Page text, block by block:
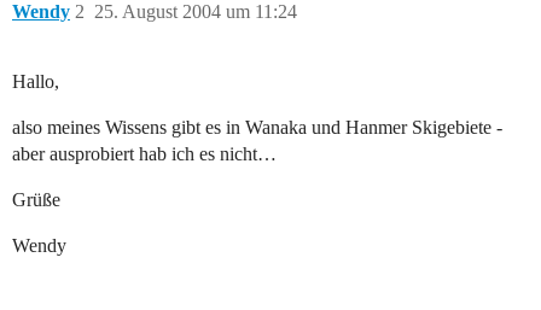
Wendy 25. August 2004 um 11:24
2
Hallo,
also meines Wissens gibt es in Wanaka und Hanmer Skigebiete -
aber ausprobiert hab ich es nicht…
Grüße
Wendy